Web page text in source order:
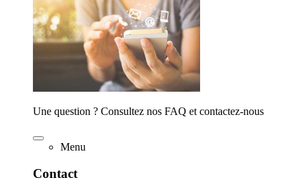
Une question ? Consultez nos FAQ et contactez-nous
Menu
Contact